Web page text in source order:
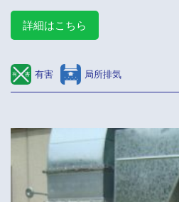
詳細はこちら
有害 局所排気